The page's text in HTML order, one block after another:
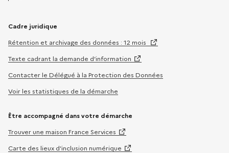
Cadre juridique
Rétention et archivage des données : 12 mois
Texte cadrant la demande d’information
Contacter le Délégué à la Protection des Données
Voir les statistiques de la démarche
Être accompagné dans votre démarche
Trouver une maison France Services
Carte des lieux d’inclusion numérique